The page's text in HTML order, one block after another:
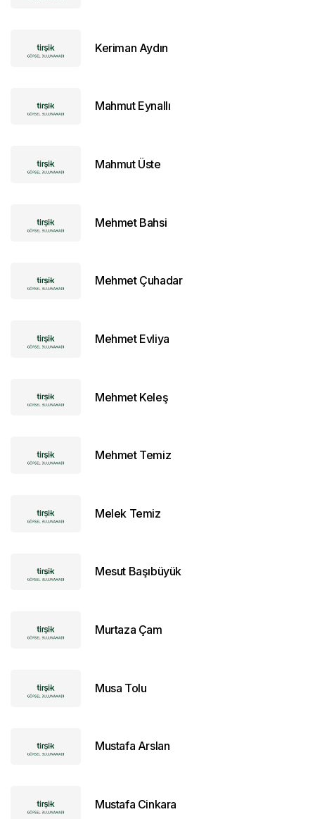
Keriman Aydın
Mahmut Eynallı
Mahmut Üste
Mehmet Bahsi
Mehmet Çuhadar
Mehmet Evliya
Mehmet Keleş
Mehmet Temiz
Melek Temiz
Mesut Başıbüyük
Murtaza Çam
Musa Tolu
Mustafa Arslan
Mustafa Cinkara